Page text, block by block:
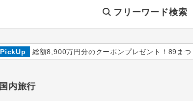
フリーワード検索
PickUp 総額8,900万円分のクーポンプレゼント！89ま
国内旅行